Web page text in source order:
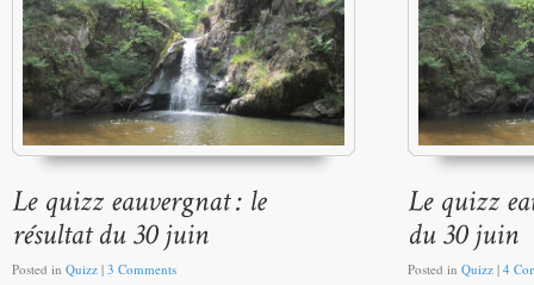
Posted in Quizz | 3 Comments Posted in Quizz | 4